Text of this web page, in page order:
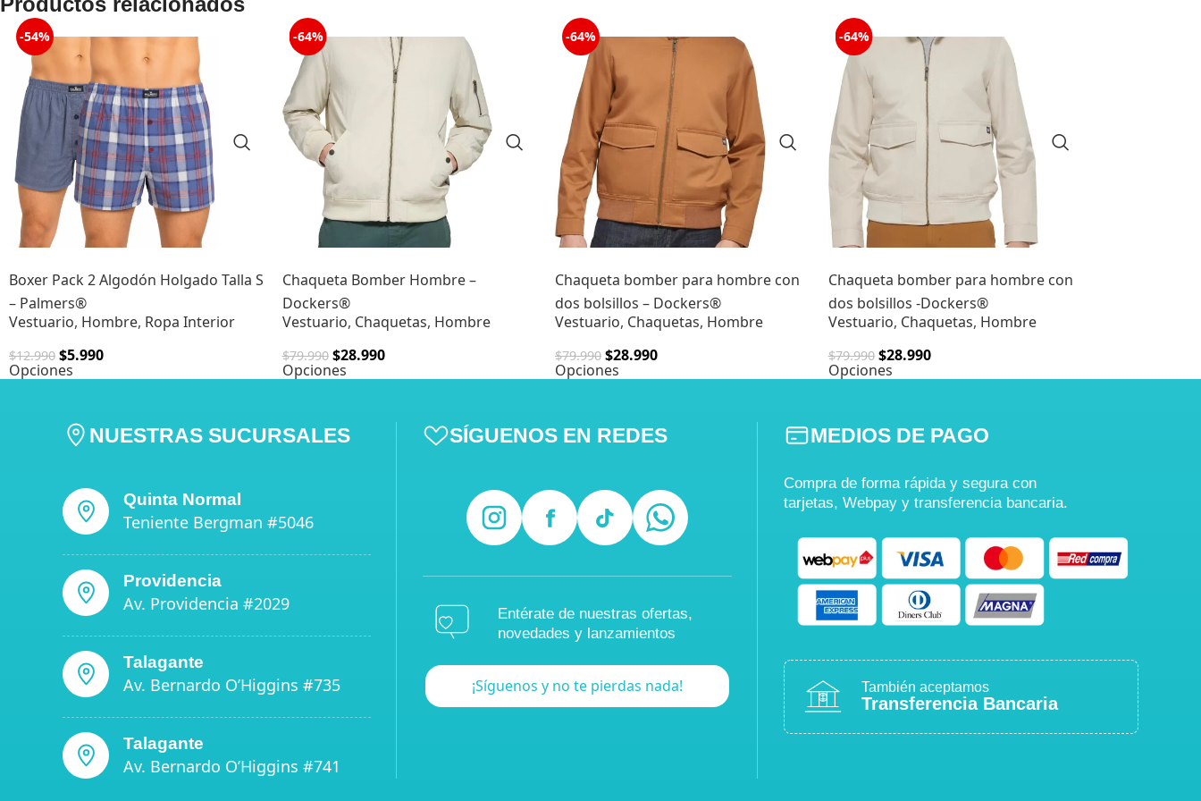
-54%
Boxer Pack 2 Algodón Holgado Talla S
– Palmers®
Vestuario, Hombre, Ropa Interior
$12.990 $5.990
Opciones
-64%
Chaqueta Bomber Hombre –
Dockers®
Vestuario, Chaquetas, Hombre
$79.990 $28.990
Opciones
-64%
Chaqueta bomber para hombre con
dos bolsillos – Dockers®
Vestuario, Chaquetas, Hombre
$79.990 $28.990
Opciones
-64%
Chaqueta bomber para hombre con
dos bolsillos -Dockers®
Vestuario, Chaquetas, Hombre
$79.990 $28.990
Opciones
NUESTRAS SUCURSALES
Quinta Normal
Teniente Bergman #5046
Providencia
Av. Providencia #2029
Talagante
Av. Bernardo O’Higgins #735
Talagante
Av. Bernardo O’Higgins #741
SÍGUENOS EN REDES
Entérate de nuestras ofertas,
novedades y lanzamientos
¡Síguenos y no te pierdas nada!
MEDIOS DE PAGO
Compra de forma rápida y segura con
tarjetas, Webpay y transferencia bancaria.
También aceptamos
Transferencia Bancaria